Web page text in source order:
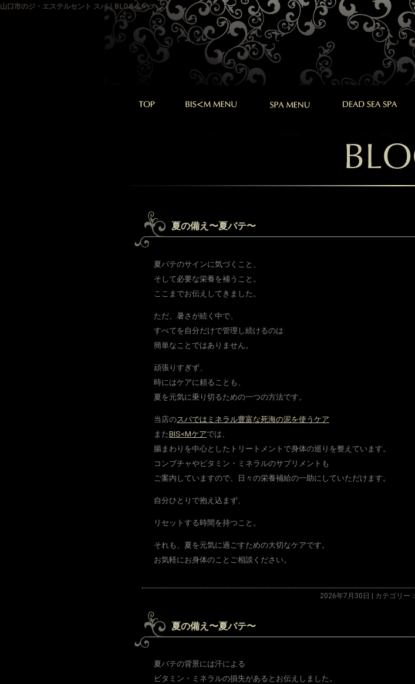
山口市のジ・エステルセント スパ｜BLOGページ
夏の備え〜夏バテ〜
夏バテのサインに気づくこと、
そして必要な栄養を補うこと。
ここまでお伝えしてきました。
ただ、暑さが続く中で、
すべてを自分だけで管理し続けるのは
簡単なことではありません。
頑張りすぎず、
時にはケアに頼ることも、
夏を元気に乗り切るための一つの方法です。
当店のスパではミネラル豊富な死海の泥を使うケア
またBIS<Mケアでは、
腸まわりを中心としたトリートメントで身体の巡りを整えています。
コンブチャやビタミン・ミネラルのサプリメントも
ご案内していますので、日々の栄養補給の一助にしていただけます。
自分ひとりで抱え込まず、
リセットする時間を持つこと。
それも、夏を元気に過ごすための大切なケアです。
お気軽にお身体のことご相談ください。
2026年7月30日 | カテゴリー：
夏の備え〜夏バテ〜
夏バテの背景には汗による
ビタミン・ミネラルの損失があるとお伝えしました。